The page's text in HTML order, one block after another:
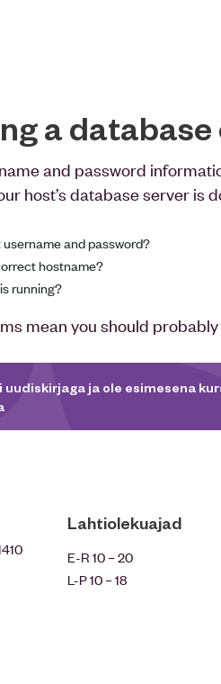
a
and password
host’s database server is
and password?
hostname?
running?
mean you should
ja ole esimesena
Lahtiolekuajad
E-R 10 – 20
L-P 10 – 18